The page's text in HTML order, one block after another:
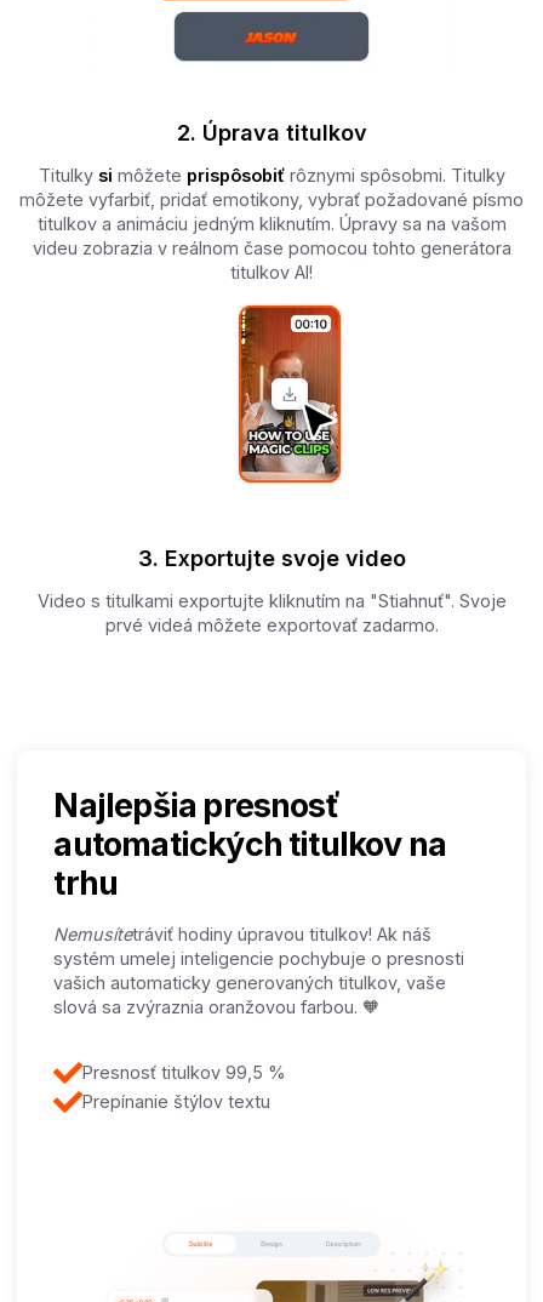
2. Úprava titulkov
Titulky si môžete prispôsobiť rôznymi spôsobmi. Titulky
môžete vyfarbiť, pridať emotikony, vybrať požadované písmo
titulkov a animáciu jedným kliknutím. Úpravy sa na vašom
videu zobrazia v reálnom čase pomocou tohto generátora
titulkov AI!
3. Exportujte svoje video
Video s titulkami exportujte kliknutím na "Stiahnuť". Svoje
prvé videá môžete exportovať zadarmo.
Najlepšia presnosť
automatických titulkov na
trhu
‍Nemusítetráviť hodiny úpravou titulkov! Ak náš
systém umelej inteligencie pochybuje o presnosti
vašich automaticky generovaných titulkov, vaše
slová sa zvýraznia oranžovou farbou. 🧡
Presnosť titulkov 99,5 %
Prepínanie štýlov textu